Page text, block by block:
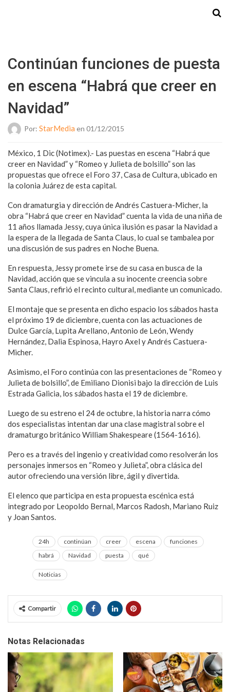
Continúan funciones de puesta
en escena “Habrá que creer en
Navidad”
Por: StarMedia en 01/12/2015
México, 1 Dic (Notimex).- Las puestas en escena “Habrá que
creer en Navidad” y “Romeo y Julieta de bolsillo” son las
propuestas que ofrece el Foro 37, Casa de Cultura, ubicado en
la colonia Juárez de esta capital.
Con dramaturgia y dirección de Andrés Castuera-Micher, la
obra “Habrá que creer en Navidad” cuenta la vida de una niña de
11 años llamada Jessy, cuya única ilusión es pasar la Navidad a
la espera de la llegada de Santa Claus, lo cual se tambalea por
una discusión de sus padres en Noche Buena.
En respuesta, Jessy promete irse de su casa en busca de la
Navidad, acción que se vincula a su inocente creencia sobre
Santa Claus, refirió el recinto cultural, mediante un comunicado.
El montaje que se presenta en dicho espacio los sábados hasta
el próximo 19 de diciembre, cuenta con las actuaciones de
Dulce García, Lupita Arellano, Antonio de León, Wendy
Hernández, Dalia Espinosa, Hayro Axel y Andrés Castuera-
Micher.
Asimismo, el Foro continúa con las presentaciones de “Romeo y
Julieta de bolsillo”, de Emiliano Dionisi bajo la dirección de Luis
Estrada Galicia, los sábados hasta el 19 de diciembre.
Luego de su estreno el 24 de octubre, la historia narra cómo
dos especialistas intentan dar una clase magistral sobre el
dramaturgo británico William Shakespeare (1564-1616).
Pero es a través del ingenio y creatividad como resolverán los
personajes inmersos en “Romeo y Julieta”, obra clásica del
autor ofreciendo una versión libre, ágil y divertida.
El elenco que participa en esta propuesta escénica está
integrado por Leopoldo Bernal, Marcos Radosh, Mariano Ruiz
y Joan Santos.
24h continúan creer escena
funciones
habrá
Navidad puesta qué
Noticias
Compartir
Notas Relacionadas